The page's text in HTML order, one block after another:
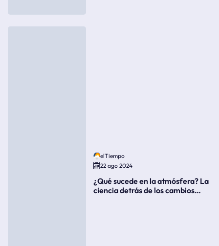
elTiempo
22 ago 2024
¿Qué sucede en la atmósfera? La
ciencia detrás de los cambios